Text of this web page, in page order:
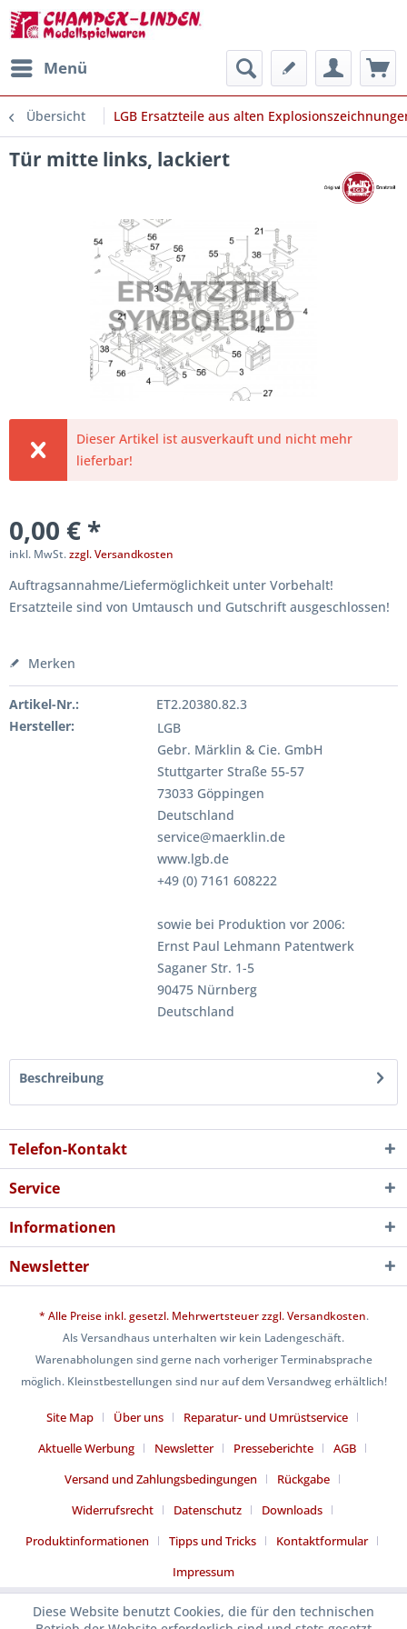
Menü
Übersicht LGB Ersatzteile aus alten
Tür mitte links, lackiert
Dieser Artikel ist ausverkauft und nicht mehr
lieferbar!
0,00 € *
inkl. MwSt.zzgl. Versandkosten
Auftragsannahme/Liefermöglichkeit unter Vorbehalt!
Ersatzteile sind von Umtausch und Gutschrift ausgeschlossen!
Merken
Artikel-Nr.:
ET2.20380.82.3
Hersteller:
LGB
Gebr. Märklin & Cie. GmbH
Stuttgarter Straße 55-57
73033 Göppingen
Deutschland
service@maerklin.de
www.lgb.de
+49 (0) 7161 608222
sowie bei Produktion vor 2006:
Ernst Paul Lehmann Patentwerk
Saganer Str. 1-5
90475 Nürnberg
Deutschland
Beschreibung
Telefon-Kontakt
Service
Informationen
Newsletter
* Alle Preise inkl. gesetzl. Mehrwertsteuer zzgl.Versandkosten.
Als Versandhaus unterhalten wir kein Ladengeschäft.
Warenabholungen sind gerne nach vorheriger Terminabsprache
möglich. Kleinstbestellungen sind nur auf dem Versandweg erhältlich!
Site Map Über uns
Reparatur- und Umrüstservice
Aktuelle Werbung
Newsletter Presseberichte
AGB
Versand und Zahlungsbedingungen
Rückgabe
Widerrufsrecht
Datenschutz
Downloads
Produktinformationen
Tipps und Tricks
Kontaktformular
Impressum
Diese Website benutzt Cookies, die für den technischen